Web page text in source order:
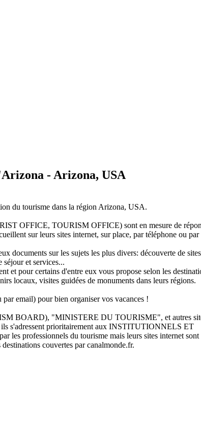
- Arizona, USA
du tourisme dans la région Arizona, USA.
OFFICE, TOURISM OFFICE) sont en mesure de
sur leurs sites internet, sur place, par téléphone ou
documents sur les sujets les plus divers: découverte de
séjour et services...
et pour certains d'entre eux vous propose selon les
locaux, visites guidées de monuments dans leurs régions.
email) pour bien organiser vos vacances !
BOARD), "MINISTERE DU TOURISME", et autres
s'adressent prioritairement aux INSTITUTIONNELS ET
professionnels du tourisme mais leurs sites internet sont
couvertes par canalmonde.fr.